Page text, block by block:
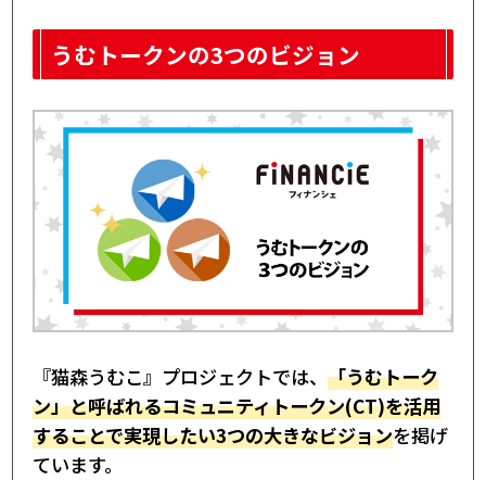
うむトークンの3つのビジョン
『猫森うむこ』プロジェクトでは、 「うむトーク
ン」と呼ばれるコミュニティトークン(CT)を活用
することで実現したい3つの大きなビジョンを掲げ
ています。